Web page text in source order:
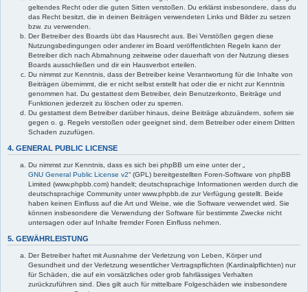
geltendes Recht oder die guten Sitten verstoßen. Du erklärst insbesondere, dass du
das Recht besitzt, die in deinen Beiträgen verwendeten Links und Bilder zu setzen
bzw. zu verwenden.
Der Betreiber des Boards übt das Hausrecht aus. Bei Verstößen gegen diese
Nutzungsbedingungen oder anderer im Board veröffentlichten Regeln kann der
Betreiber dich nach Abmahnung zeitweise oder dauerhaft von der Nutzung dieses
Boards ausschließen und dir ein Hausverbot erteilen.
Du nimmst zur Kenntnis, dass der Betreiber keine Verantwortung für die Inhalte von
Beiträgen übernimmt, die er nicht selbst erstellt hat oder die er nicht zur Kenntnis
genommen hat. Du gestattest dem Betreiber, dein Benutzerkonto, Beiträge und
Funktionen jederzeit zu löschen oder zu sperren.
Du gestattest dem Betreiber darüber hinaus, deine Beiträge abzuändern, sofern sie
gegen o. g. Regeln verstoßen oder geeignet sind, dem Betreiber oder einem Dritten
Schaden zuzufügen.
4. GENERAL PUBLIC LICENSE
Du nimmst zur Kenntnis, dass es sich bei phpBB um eine unter der „
GNU General Public License v2“ (GPL) bereitgestellten Foren-Software von phpBB
Limited (www.phpbb.com) handelt; deutschsprachige Informationen werden durch die
deutschsprachige Community unter www.phpbb.de zur Verfügung gestellt. Beide
haben keinen Einfluss auf die Art und Weise, wie die Software verwendet wird. Sie
können insbesondere die Verwendung der Software für bestimmte Zwecke nicht
untersagen oder auf Inhalte fremder Foren Einfluss nehmen.
5. GEWÄHRLEISTUNG
Der Betreiber haftet mit Ausnahme der Verletzung von Leben, Körper und
Gesundheit und der Verletzung wesentlicher Vertragspflichten (Kardinalpflichten) nur
für Schäden, die auf ein vorsätzliches oder grob fahrlässiges Verhalten
zurückzuführen sind. Dies gilt auch für mittelbare Folgeschäden wie insbesondere